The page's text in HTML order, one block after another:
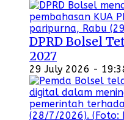
DPRD Bolsel
2027
29 July 2026 -